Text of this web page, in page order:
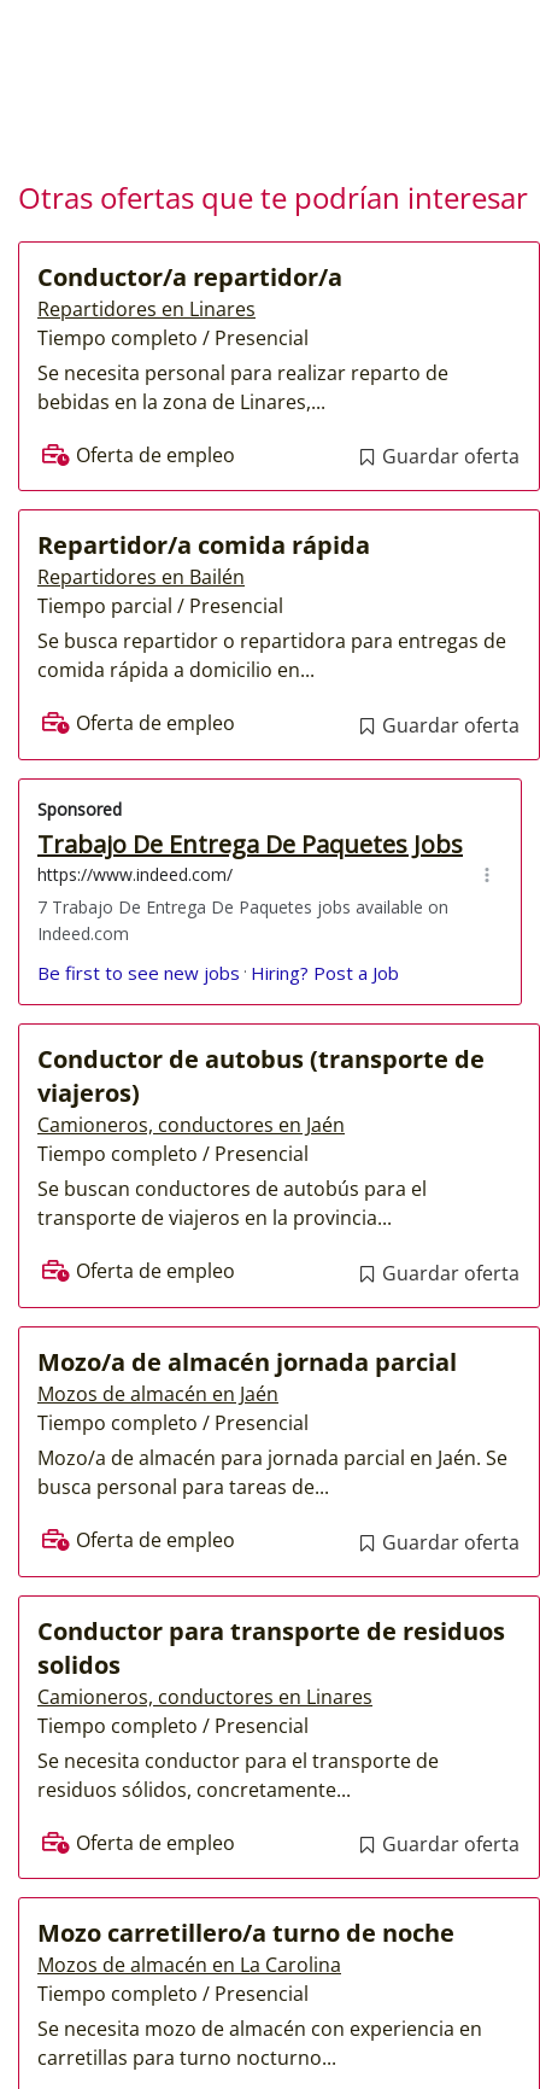
Otras ofertas que te podrían interesar
Conductor/a repartidor/a
Repartidores en Linares
Tiempo completo / Presencial
Se necesita personal para realizar reparto de
bebidas en la zona de Linares,...
Oferta de empleo
Guardar oferta
Repartidor/a comida rápida
Repartidores en Bailén
Tiempo parcial / Presencial
Se busca repartidor o repartidora para entregas de
comida rápida a domicilio en...
Oferta de empleo
Guardar oferta
Conductor de autobus (transporte de
viajeros)
Camioneros, conductores en Jaén
Tiempo completo / Presencial
Se buscan conductores de autobús para el
transporte de viajeros en la provincia...
Oferta de empleo
Guardar oferta
Mozo/a de almacén jornada parcial
Mozos de almacén en Jaén
Tiempo completo / Presencial
Mozo/a de almacén para jornada parcial en Jaén. Se
busca personal para tareas de...
Oferta de empleo
Guardar oferta
Conductor para transporte de residuos
solidos
Camioneros, conductores en Linares
Tiempo completo / Presencial
Se necesita conductor para el transporte de
residuos sólidos, concretamente...
Oferta de empleo
Guardar oferta
Mozo carretillero/a turno de noche
Mozos de almacén en La Carolina
Tiempo completo / Presencial
Se necesita mozo de almacén con experiencia en
carretillas para turno nocturno...